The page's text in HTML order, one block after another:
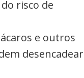
risco de
e outros
desencadear